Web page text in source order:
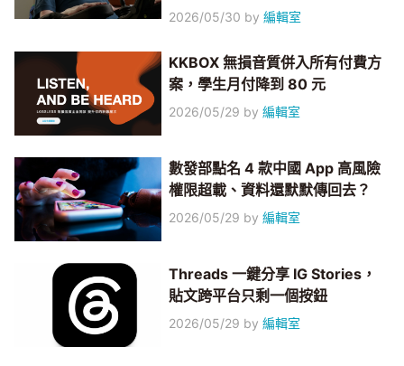
2026/05/30 by編輯室
KKBOX 無損音質併入所有付費方
案，學生月付降到 80 元
2026/05/29 by編輯室
數發部點名 4 款中國 App 高風險
權限超載、資料還默默傳回去？
2026/05/29 by編輯室
Threads 一鍵分享 IG Stories，
貼文跨平台只剩一個按鈕
2026/05/29 by編輯室